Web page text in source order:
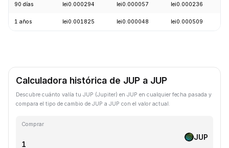
90 días lei0.000294 lei0.000057 lei0.000236
1 años lei0.001825 lei0.000048 lei0.000509
Calculadora histórica de JUP a JUP
Descubre cuánto valía tu JUP (Jupiter) en JUP en cualquier fecha pasada y
compara el tipo de cambio de JUP a JUP con el valor actual.
Comprar
JUP